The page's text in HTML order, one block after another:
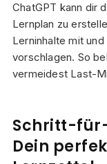
ChatGPT kann dir
Lernplan zu
Lerninhalte mit
vorschlagen. So
vermeidest Last-
Schritt-
Dein